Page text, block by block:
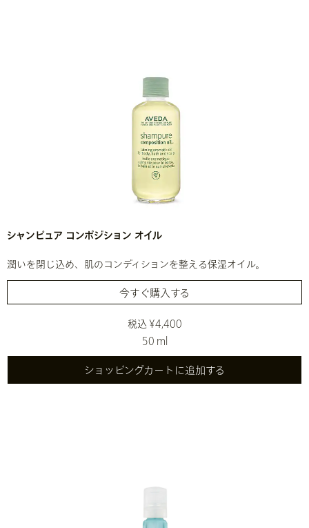
シャンピュア コンポジション オイル
潤いを閉じ込め、肌のコンディションを整える保湿オイル。
今すぐ購入する
税込 ¥4,400
50 ml
ショッピングカートに追加する